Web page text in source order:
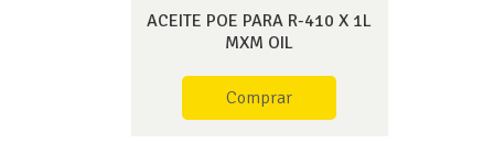
ACEITE POE PARA R-410 X 1L
MXM OIL
Comprar